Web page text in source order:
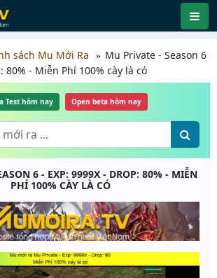
sách Mu Mới Ra
Mu Private - Season 6
80% - Miễn Phí 100% cày là có
Test hôm nay Open beta hôm nay
6 - EXP: 9999X - DROP: 80% - MIỄN
PHÍ 100% CÀY LÀ CÓ